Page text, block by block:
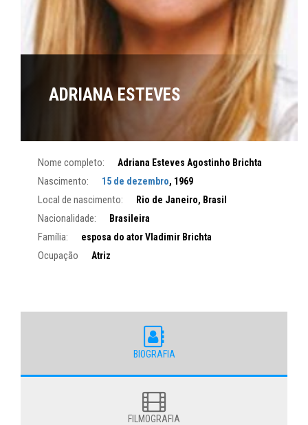
ADRIANA ESTEVES
Nome completo: Adriana Esteves Agostinho Brichta
Nascimento: 15 de dezembro, 1969
Local de nascimento: Rio de Janeiro, Brasil
Nacionalidade: Brasileira
Família: esposa do ator Vladimir Brichta
Ocupação Atriz
BIOGRAFIA
FILMOGRAFIA